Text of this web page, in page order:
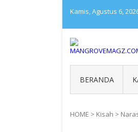
Kamis, Agustus 6,
BERANDA
HOME > Kisah >